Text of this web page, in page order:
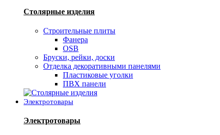
Столярные изделия
Строительные плиты
Фанера
OSB
Бруски, рейки, доски
Отделка декоративными панелями
Пластиковые уголки
ПВХ панели
Электротовары
Электротовары